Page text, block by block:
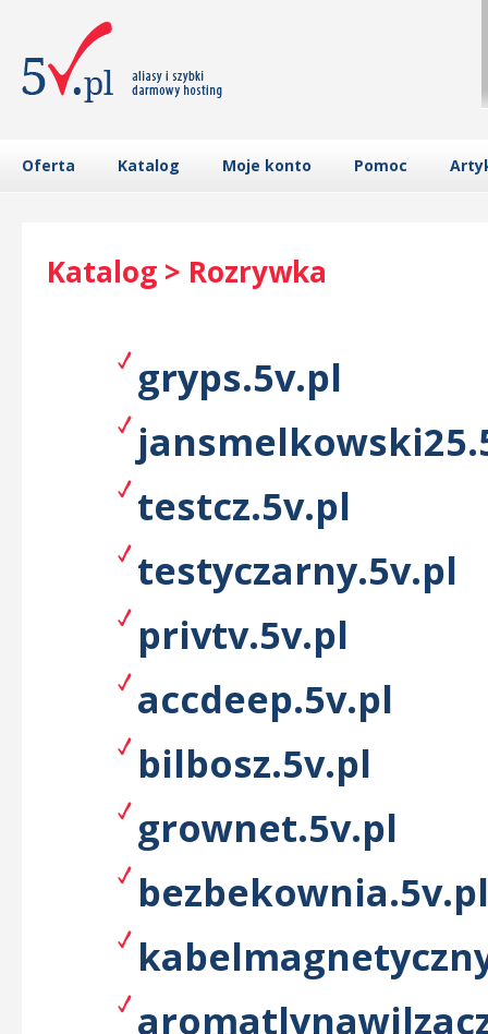
Oferta Katalog Moje konto Pomoc
Katalog > Rozrywka
gryps.5v.pl
testcz.5v.pl
testyczarny.5v.pl
privtv.5v.pl
accdeep.5v.pl
bilbosz.5v.pl
grownet.5v.pl
bezbekownia.5v.pl